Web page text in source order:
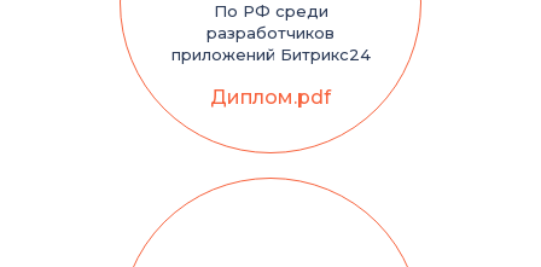
По РФ среди
разработчиков
приложений Битрикс24
Диплом.pdf